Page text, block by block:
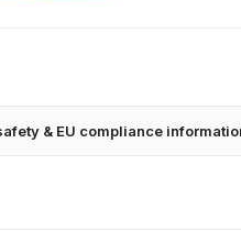
& EU compliance